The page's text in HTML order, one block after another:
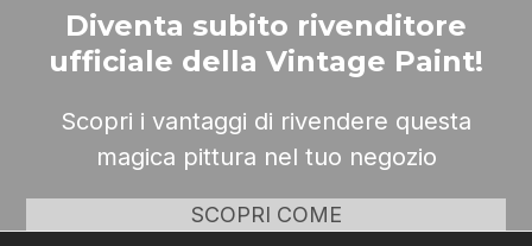
Diventa subito rivenditore
ufficiale della Vintage Paint!
Scopri i vantaggi di rivendere questa
magica pittura nel tuo negozio
SCOPRI COME